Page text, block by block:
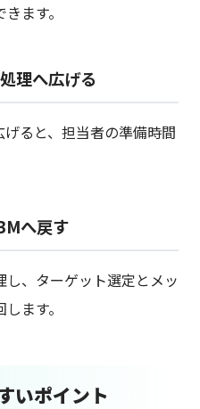
ます。
理へ広げる
ると、担当者の準備時間
へ戻す
、ターゲット選定とメッ
ます。
いポイント